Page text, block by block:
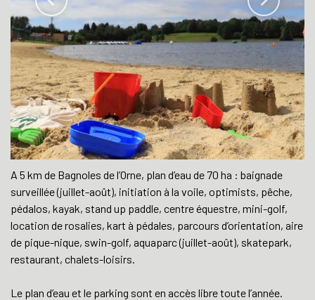
A 5 km de Bagnoles de l’Orne, plan d’eau de 70 ha : baignade
surveillée (juillet-août), initiation à la voile, optimists, pêche,
pédalos, kayak, stand up paddle, centre équestre, mini-golf,
location de rosalies, kart à pédales, parcours d’orientation, aire
de pique-nique, swin-golf, aquaparc (juillet-août), skatepark,
restaurant, chalets-loisirs.
Le plan d’eau et le parking sont en accès libre toute l’année.